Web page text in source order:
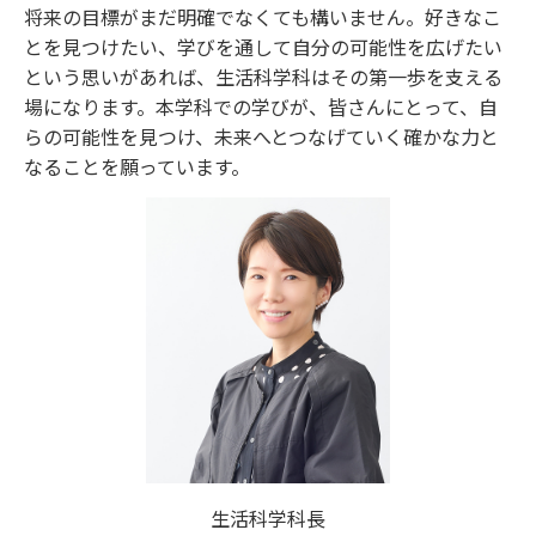
将来の目標がまだ明確でなくても構いません。好きなこ
とを見つけたい、学びを通して自分の可能性を広げたい
という思いがあれば、生活科学科はその第一歩を支える
場になります。本学科での学びが、皆さんにとって、自
らの可能性を見つけ、未来へとつなげていく確かな力と
なることを願っています。
生活科学科長